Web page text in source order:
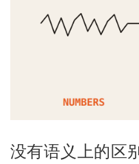
没有语义上的区